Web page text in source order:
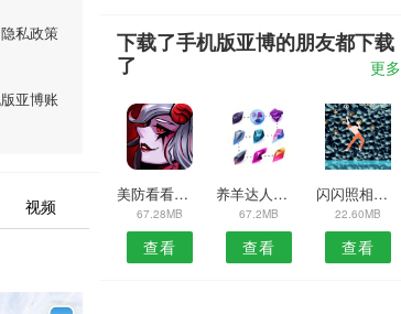
私政策
亚博账
视频
下载了手机版亚博的朋友都下载
了
更多
美防看看安卓版
67.28MB
查看
养羊达人预约安卓版
67.2MB
查看
闪闪照相机安卓版
22.60MB
查看